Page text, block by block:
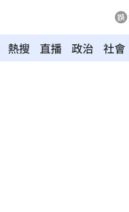
熱搜 直播 政治 社會